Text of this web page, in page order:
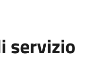
servizio